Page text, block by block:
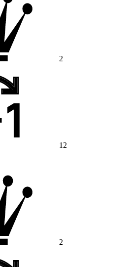
2
12
2